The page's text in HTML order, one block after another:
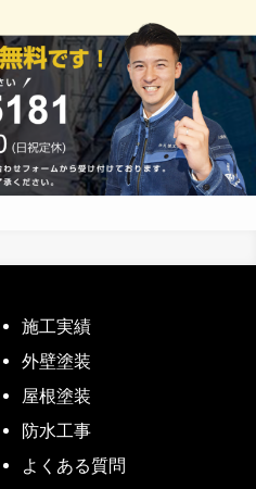
施工実績
外壁塗装
屋根塗装
防水工事
よくある質問